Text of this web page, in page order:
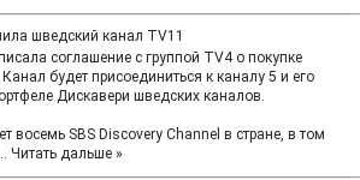
шведский канал TV11
соглашение с группой TV4 о покупке
будет присоединиться к каналу 5 и его
Дискавери шведских каналов.
восемь SBS Discovery Channel в стране, в том
Читать дальше »